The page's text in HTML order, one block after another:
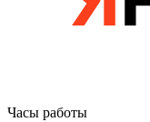
Часы работы